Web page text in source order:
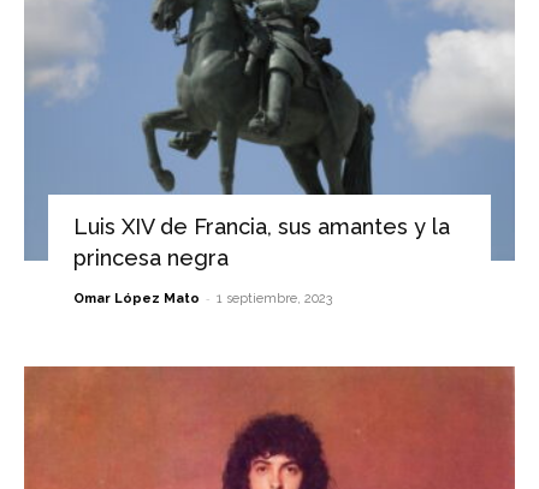
Luis XIV de Francia, sus amantes y la
princesa negra
Omar López Mato - 1 septiembre, 2023